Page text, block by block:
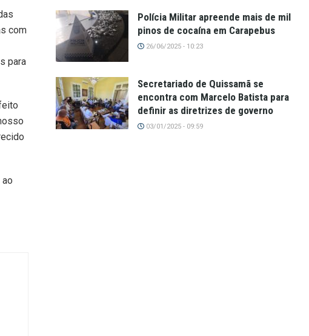
com
para
Polícia Militar apreende mais de mil
pinos de cocaína em Carapebus
26/06/2025 - 10:23
Secretariado de Quissamã se
encontra com Marcelo Batista para
definir as diretrizes de governo
03/01/2025 - 09:59